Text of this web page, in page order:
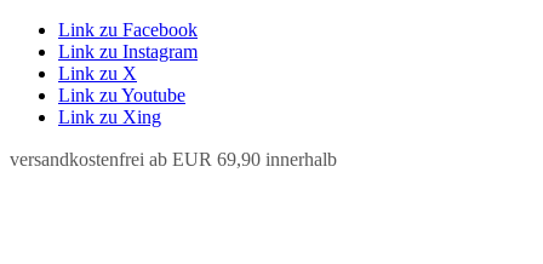
Link zu Facebook
Link zu Instagram
Link zu X
Link zu Youtube
Link zu Xing
versandkostenfrei ab EUR 69,90 innerhalb